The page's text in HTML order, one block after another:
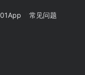
01App 常见问题